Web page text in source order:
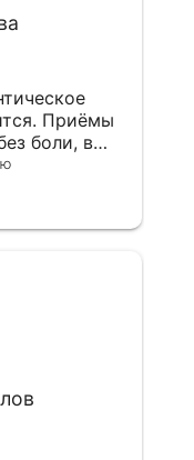
Приёмы
боли, в
порядок.